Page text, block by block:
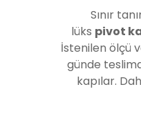
Sınır
lüks pivot
İstenilen ölçü
günde
kapılar.